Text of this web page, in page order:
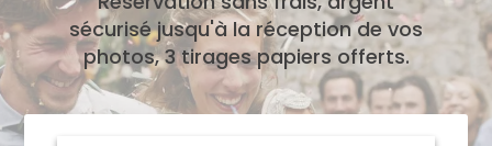
sécurisé jusqu'à la réception de vos
photos, 3 tirages papiers offerts.